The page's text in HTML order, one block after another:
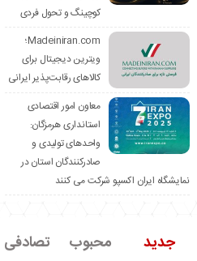
کوچینگ و تحول فردی
Madeiniran.com؛
ویترین دیجیتال برای
کالاهای رقابت‌پذیر ایرانی
معاون امور اقتصادی
استانداری هرمزگان:
واحدهای تولیدی و
صادرکنندگان استان در
نمایشگاه ایران اکسپو شرکت می کنند
جدید محبوب تصادفی